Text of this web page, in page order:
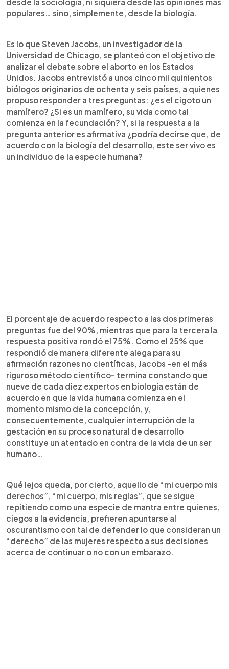
populares… sino, simplemente, desde la biología.
Es lo que Steven Jacobs, un investigador de la
Universidad de Chicago, se planteó con el objetivo de
analizar el debate sobre el aborto en los Estados
Unidos. Jacobs entrevistó a unos cinco mil quinientos
biólogos originarios de ochenta y seis países, a quienes
propuso responder a tres preguntas: ¿es el cigoto un
mamífero? ¿Si es un mamífero, su vida como tal
comienza en la fecundación? Y, si la respuesta a la
pregunta anterior es afirmativa ¿podría decirse que, de
acuerdo con la biología del desarrollo, este ser vivo es
un individuo de la especie humana?
El porcentaje de acuerdo respecto a las dos primeras
preguntas fue del 90%, mientras que para la tercera la
respuesta positiva rondó el 75%. Como el 25% que
respondió de manera diferente alega para su
afirmación razones no científicas, Jacobs -en el más
riguroso método científico- termina constando que
nueve de cada diez expertos en biología están de
acuerdo en que la vida humana comienza en el
momento mismo de la concepción, y,
consecuentemente, cualquier interrupción de la
gestación en su proceso natural de desarrollo
constituye un atentado en contra de la vida de un ser
humano…
Qué lejos queda, por cierto, aquello de “mi cuerpo mis
derechos”, “mi cuerpo, mis reglas”, que se sigue
repitiendo como una especie de mantra entre quienes,
ciegos a la evidencia, prefieren apuntarse al
oscurantismo con tal de defender lo que consideran un
“derecho” de las mujeres respecto a sus decisiones
acerca de continuar o no con un embarazo.